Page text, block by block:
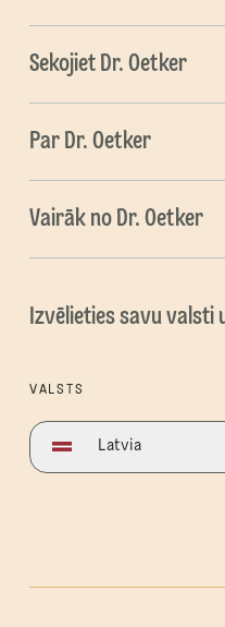
Sekojiet Dr. Oetker
Par Dr. Oetker
Vairāk no Dr. Oetker
Izvēlieties savu valsti
VALSTS
Latvia